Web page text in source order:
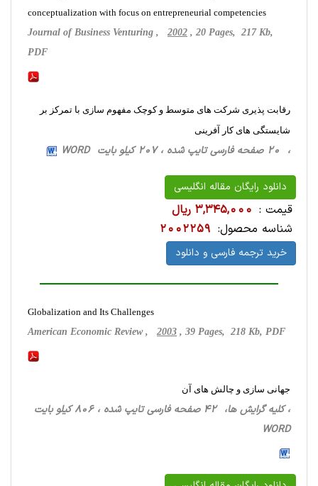
conceptualization with focus on entrepreneurial competencies
Journal of Business Venturing , 2002 , 20 Pages, 217 Kb,
PDF
رقابت پذیری شرکت های متوسط و کوچک مفهوم سازی با تمرکز بر
شایستگی های کار آفرینی
، 20 صفحه فارسی تایپ شده ، 207 کیلو بایت WORD
دانلود رایگان مقاله انگلیسی
قیمت : 3,345,000 ریال
شناسه محصول: 2002259
خرید ترجمه فارسی و دانلود
Globalization and Its Challenges
American Economic Review , 2003 , 39 Pages, 218 Kb, PDF
جهانی سازی و چالش های آن
، کلیه گرایش ها، 42 صفحه فارسی تایپ شده ، 806 کیلو بایت
WORD